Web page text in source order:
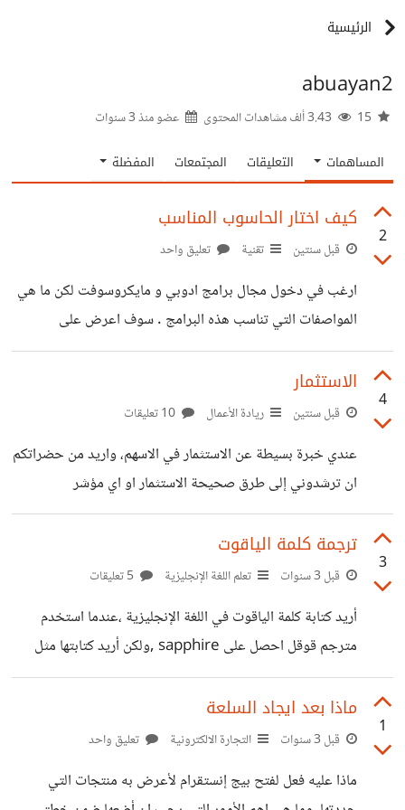
الرئيسية
abuayan2
عضو منذ3 سنوات
المساهمات التعليقات المجتمعات المفضلة
2
كيف اختار الحاسوب المناسب
قبل سنتين تقنية تعليق واحد
ارغب في دخول مجال برامج ادوبي و مايكروسوفت لكن ما هي
المواصفات التي تناسب هذه البرامج . سوف اعرض على
حضرتك بعض مواصفات وارغب وتقيمك النوع الاول cori5
hard 256 نوع ثالث من اختيارك
4
الاستثمار
قبل سنتين ريادة الأعمال
عندي خبرة بسيطة عن الاستثمار في الاسهم، واريد من حضراتكم
ان ترشدوني إلى طرق صحيحة الاستثمار او اي مؤشر
3
ترجمة كلمة الياقوت
قبل 3 سنوات تعلم اللغة الإنجليزية
أريد كتابة كلمة الياقوت في اللغة الإنجليزية ،عندما استخدم
مترجم قوقل احصل على sapphire ,ولكن أريد كتابتها مثل
كلمة موضوع mawdoo3 أو mostaql أو khamsat. أتمنى
ان احصل على المساعده.
1
ماذا بعد ايجاد السلعة
قبل 3 سنوات التجارة الالكترونية تعليق واحد
ماذا عليه فعل لفتح بيج إنستقرام لأعرض به منتجات التي